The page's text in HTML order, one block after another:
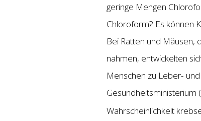
geringe Mengen
Chloroform? Es können
Bei Ratten und Mäusen,
nahmen, entwickelten
Menschen zu Leber-
Wahrscheinlichkeit